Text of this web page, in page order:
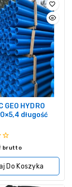
GEO HYDRO
długość
brutto
Do Koszyka